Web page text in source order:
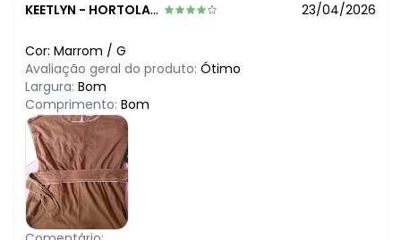
KEETLYN - HORTOLANDIA - SP 23/04/2026
Cor: Marrom / G
Avaliação geral do produto: Ótimo
Largura: Bom
Comprimento: Bom